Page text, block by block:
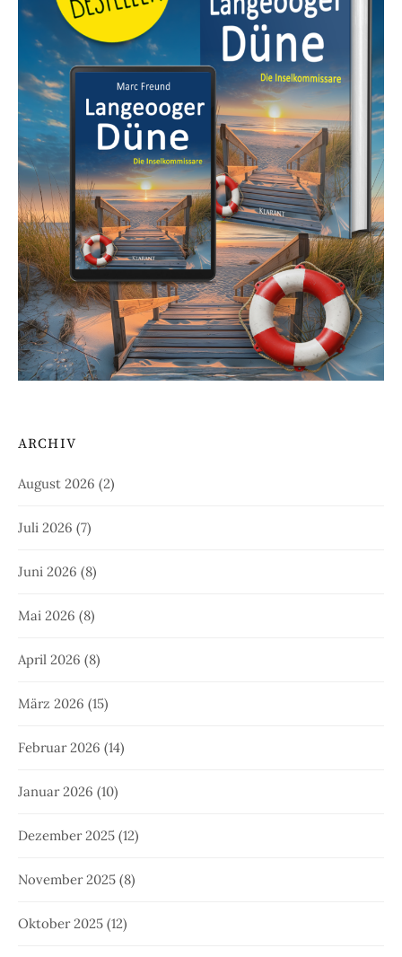
ARCHIV
August 2026 (2)
Juli 2026 (7)
Juni 2026 (8)
Mai 2026 (8)
April 2026 (8)
März 2026 (15)
Februar 2026 (14)
Januar 2026 (10)
Dezember 2025 (12)
November 2025 (8)
Oktober 2025 (12)